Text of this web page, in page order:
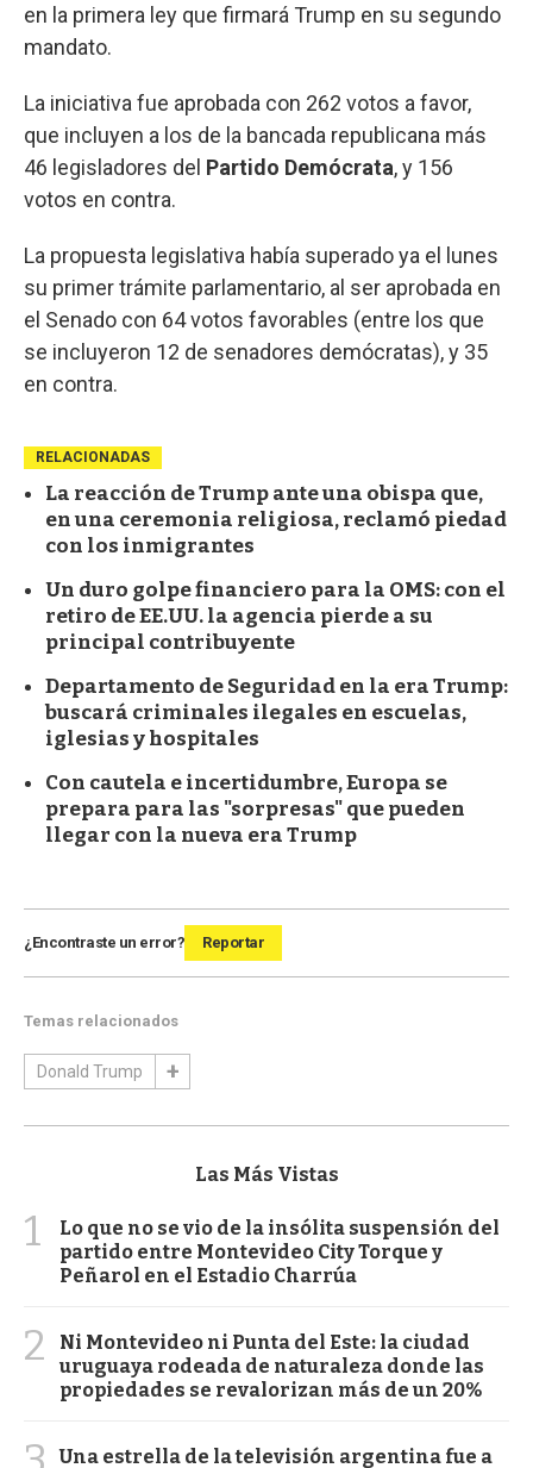
en la primera ley que firmará Trump en su segundo
mandato.
La iniciativa fue aprobada con 262 votos a favor,
que incluyen a los de la bancada republicana más
46 legisladores del Partido Demócrata, y 156
votos en contra.
La propuesta legislativa había superado ya el lunes
su primer trámite parlamentario, al ser aprobada en
el Senado con 64 votos favorables (entre los que
se incluyeron 12 de senadores demócratas), y 35
en contra.
RELACIONADAS
La reacción de Trump ante una obispa que,
en una ceremonia religiosa, reclamó piedad
con los inmigrantes
Un duro golpe financiero para la OMS: con el
retiro de EE.UU. la agencia pierde a su
principal contribuyente
Departamento de Seguridad en la era Trump:
buscará criminales ilegales en escuelas,
iglesias y hospitales
Con cautela e incertidumbre, Europa se
prepara para las "sorpresas" que pueden
llegar con la nueva era Trump
¿Encontraste un error? Reportar
Temas relacionados
Donald Trump
Las Más Vistas
1
Lo que no se vio de la insólita suspensión del
partido entre Montevideo City Torque y
Peñarol en el Estadio Charrúa
2
Ni Montevideo ni Punta del Este: la ciudad
uruguaya rodeada de naturaleza donde las
propiedades se revalorizan más de un 20%
Una estrella de la televisión argentina fue a